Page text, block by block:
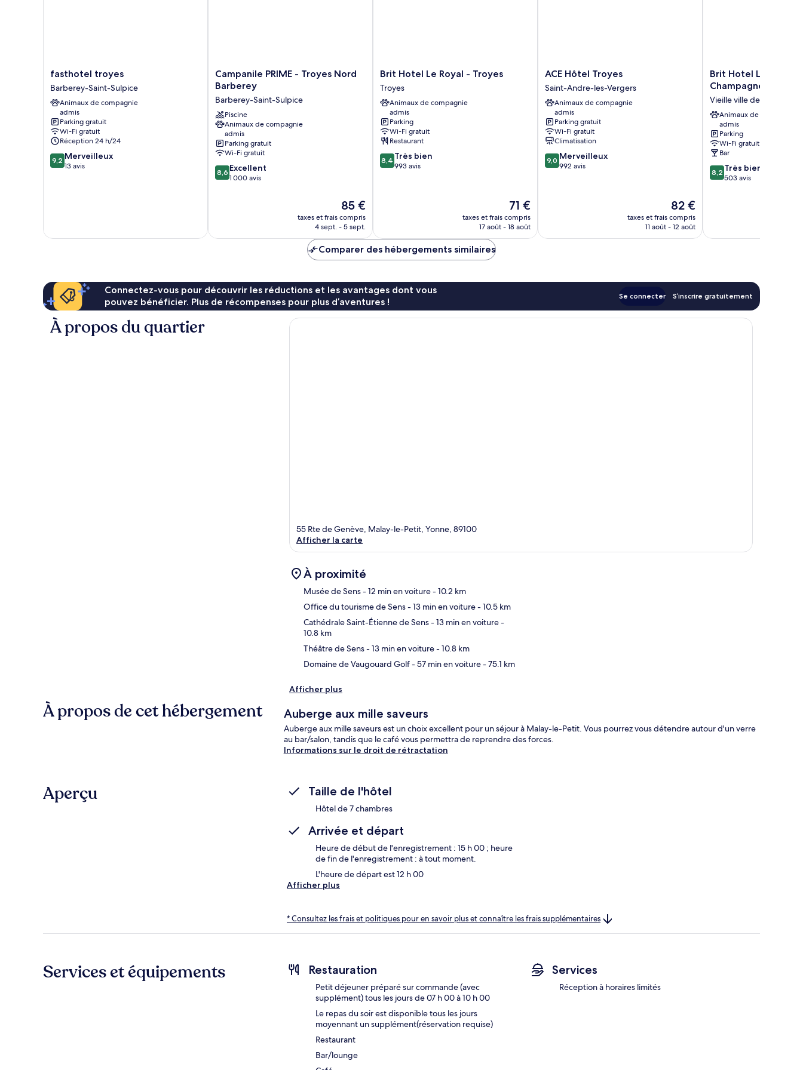
fasthotel
troyes
Barberey-
Saint-
Sulpice
fasthotel troyes
Barberey-Saint-Sulpice
Animaux de compagnie
admis
Parking gratuit
Wi-Fi gratuit
Réception 24 h/24
9.2
sur
9,2 Merveilleux
13 avis
Campanile
PRIME
Troyes
Nord
Barberey
Barberey-
Saint-
Sulpice
Campanile PRIME - Troyes Nord
Barberey
Barberey-Saint-Sulpice
Piscine
Animaux de compagnie
admis
Parking gratuit
Wi-Fi gratuit
8.6
sur
8,6 Excellent
1 000 avis
Le
nouveau
prix
de
85 €
85 €
taxes et frais compris
4 sept. - 5 sept.
Brit
Hotel
Le
Royal
Troyes
Troyes
Brit Hotel Le Royal - Troyes
Troyes
Animaux de compagnie
admis
Parking
Wi-Fi gratuit
Restaurant
8.4
sur
8,4 Très bien
993 avis
Le
nouveau
prix
71 €
taxes et frais compris
17 août - 18 août
ACE
Hôtel
Troyes
Saint-
Andre-
les-
Vergers
ACE Hôtel Troyes
Saint-Andre-les-Vergers
Animaux de compagnie
admis
Parking gratuit
Wi-Fi gratuit
Climatisation
9.0
sur
9,0 Merveilleux
992 avis
Le
nouveau
prix
82 €
taxes et frais compris
11 août - 12 août
Brit
Hotel
Comtes
de
Champagne
Centre
Historique
Vieille
ville
de
Brit Hotel Les
Champagne Centre
Vieille ville de Troyes
Animaux de compagnie
admis
Parking
Wi-Fi gratuit
Bar
8.2
sur
8,2 Très bien
503 avis
Comparer des hébergements similaires
Connectez-vous pour découvrir les réductions et les avantages dont vous
pouvez bénéficier. Plus de récompenses pour plus d’aventures !
Se connecter S’inscrire gratuitement
À propos du quartier
55 Rte de Genève, Malay-le-Petit, Yonne, 89100
Afficher la carte
À proximité
Musée de Sens- 12 min en voiture- 10.2 km
Office du tourisme de Sens- 13 min en voiture- 10.5 km
Cathédrale Saint-Étienne de Sens- 13 min en voiture-
10.8 km
Théâtre de Sens- 13 min en voiture- 10.8 km
Domaine de Vaugouard Golf- 57 min en voiture- 75.1 km
Afficher plus
À propos de cet hébergement Auberge aux mille saveurs
Auberge aux mille saveurs est un choix excellent pour un séjour à Malay-le-Petit. Vous pourrez vous détendre autour d'un verre
au bar/salon, tandis que le café vous permettra de reprendre des forces.
Informations sur le droit de rétractation
Aperçu Taille de l'hôtel
Hôtel de 7 chambres
Arrivée et départ
Heure de début de l'enregistrement : 15 h 00 ; heure
de fin de l'enregistrement : à tout moment.
L'heure de départ est 12 h 00
Afficher plus
* Consultez les frais et politiques pour en savoir plus et connaître les frais supplémentaires
Services et équipements Restauration
Petit déjeuner préparé sur commande (avec
supplément) tous les jours de 07 h 00 à 10 h 00
Le repas du soir est disponible tous les jours
moyennant un supplément(réservation requise)
Restaurant
Bar/lounge
Services
Réception à horaires limités